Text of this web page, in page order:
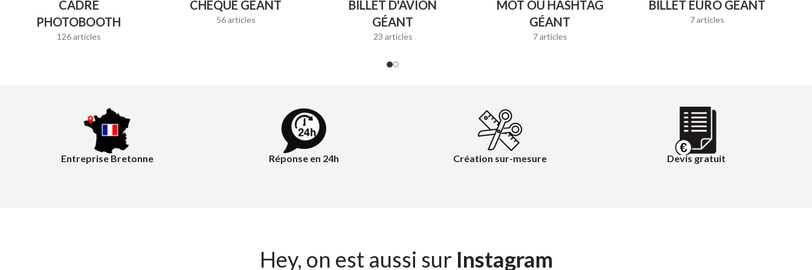
CADRE
PHOTOBOOTH
126 articles
CHÈQUE GÉANT
56 articles
BILLET D'AVION
GÉANT
23 articles
MOT OU HASHTAG
GÉANT
7 articles
BILLET EURO GÉANT
7 articles
Entreprise Bretonne Réponse en 24h Création sur-mesure Devis gratuit
Hey, on est aussi sur Instagram